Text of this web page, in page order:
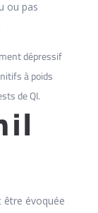
ou pas
dépressif
à poids
de QI.
être évoquée